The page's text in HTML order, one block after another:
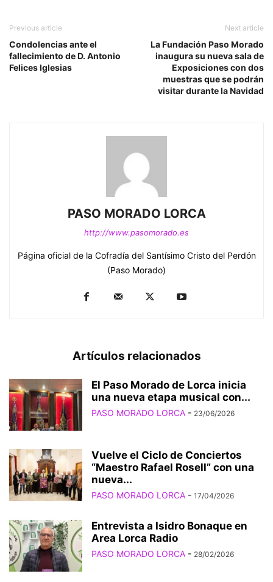
Previous article
Condolencias ante el
fallecimiento de D. Antonio
Felices Iglesias
Next article
La Fundación Paso Morado
inaugura su nueva sala de
Exposiciones con dos
muestras que se podrán
visitar durante la Navidad
PASO MORADO LORCA
http://www.pasomorado.es
Página oficial de la Cofradía del Santísimo Cristo del Perdón
(Paso Morado)
Artículos relacionados
El Paso Morado de Lorca inicia
una nueva etapa musical con...
PASO MORADO LORCA - 23/06/2026
Vuelve el Ciclo de Conciertos
“Maestro Rafael Rosell” con una
nueva...
PASO MORADO LORCA - 17/04/2026
Entrevista a Isidro Bonaque en
Area Lorca Radio
PASO MORADO LORCA - 28/02/2026